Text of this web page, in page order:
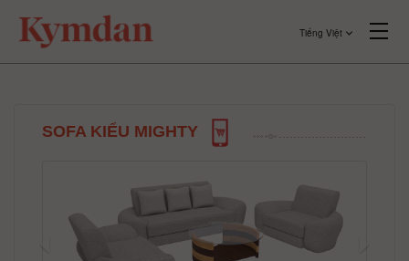
Tiếng Việt
SOFA KIỂU MIGHTY